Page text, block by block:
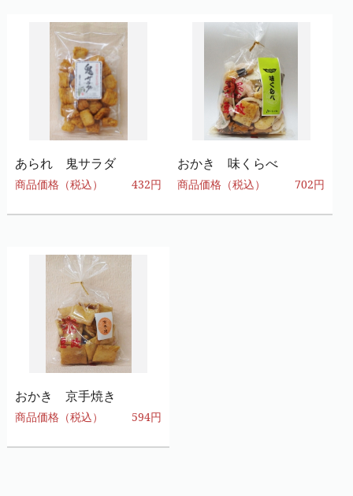
あられ 鬼サラダ
商品価格（税込） 432円
おかき 味くらべ
商品価格（税込） 702円
おかき 京手焼き
商品価格（税込） 594円